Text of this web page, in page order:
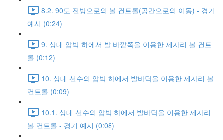
8.2. 90도 전방으로의 볼 컨트롤(공간으로의 이동) - 경기
예시 (0:24)
9. 상대 압박 하에서 발 바깥쪽을 이용한 제자리 볼 컨트
롤 (0:12)
10. 상대 선수의 압박 하에서 발바닥을 이용한 제자리 볼
컨트롤 (0:09)
10.1. 상대 선수의 압박 하에서 발바닥을 이용한 제자리
볼 컨트롤 - 경기 예시 (0:08)